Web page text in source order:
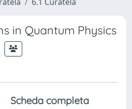
in Quantum Physics
Scheda completa